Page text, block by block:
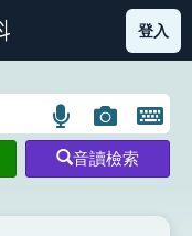
部首索引表圖示
登入
語
言
搜
圖
片
搜
開
鍵
圖
音讀檢索